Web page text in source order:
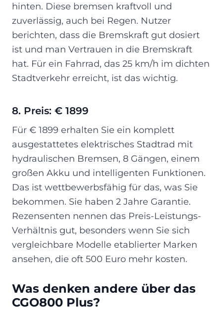
hinten. Diese bremsen kraftvoll und
zuverlässig, auch bei Regen. Nutzer
berichten, dass die Bremskraft gut dosiert
ist und man Vertrauen in die Bremskraft
hat. Für ein Fahrrad, das 25 km/h im dichten
Stadtverkehr erreicht, ist das wichtig.
8. Preis: € 1899
Für € 1899 erhalten Sie ein komplett
ausgestattetes elektrisches Stadtrad mit
hydraulischen Bremsen, 8 Gängen, einem
großen Akku und intelligenten Funktionen.
Das ist wettbewerbsfähig für das, was Sie
bekommen. Sie haben 2 Jahre Garantie.
Rezensenten nennen das Preis-Leistungs-
Verhältnis gut, besonders wenn Sie sich
vergleichbare Modelle etablierter Marken
ansehen, die oft 500 Euro mehr kosten.
Was denken andere über das
CGO800 Plus?